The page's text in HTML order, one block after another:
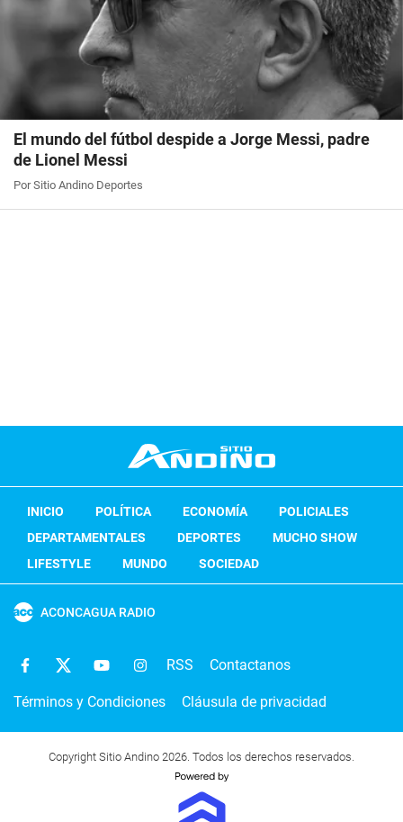
El mundo del fútbol despide a Jorge Messi, padre
de Lionel Messi
Por Sitio Andino Deportes
INICIO POLÍTICA ECONOMÍA
POLICIALES
DEPARTAMENTALES
DEPORTES
MUCHO SHOW
LIFESTYLE
MUNDO SOCIEDAD
ACONCAGUA RADIO
RSS Contactanos
Términos y Condiciones Cláusula de privacidad
Copyright Sitio Andino 2026. Todos los derechos reservados.